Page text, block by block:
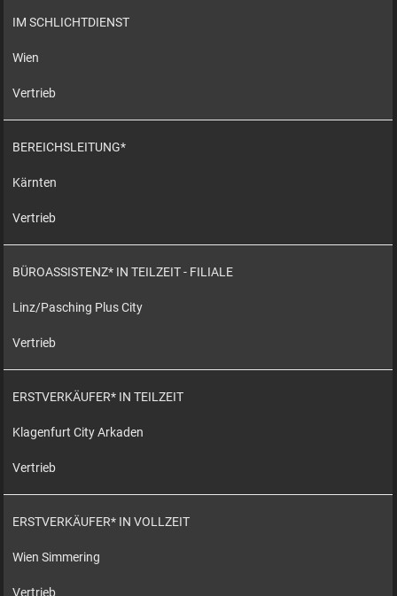
IM SCHLICHTDIENST
Wien
Vertrieb
BEREICHSLEITUNG*
Kärnten
Vertrieb
BÜROASSISTENZ* IN TEILZEIT - FILIALE
Linz/Pasching Plus City
Vertrieb
ERSTVERKÄUFER* IN TEILZEIT
Klagenfurt City Arkaden
Vertrieb
ERSTVERKÄUFER* IN VOLLZEIT
Wien Simmering
Vertrieb